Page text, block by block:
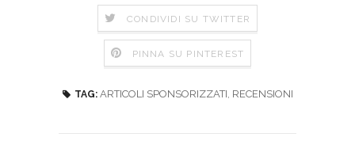
CONDIVIDI SU TWITTER
PINNA SU PINTEREST
TAG: ARTICOLI SPONSORIZZATI RECENSIONI